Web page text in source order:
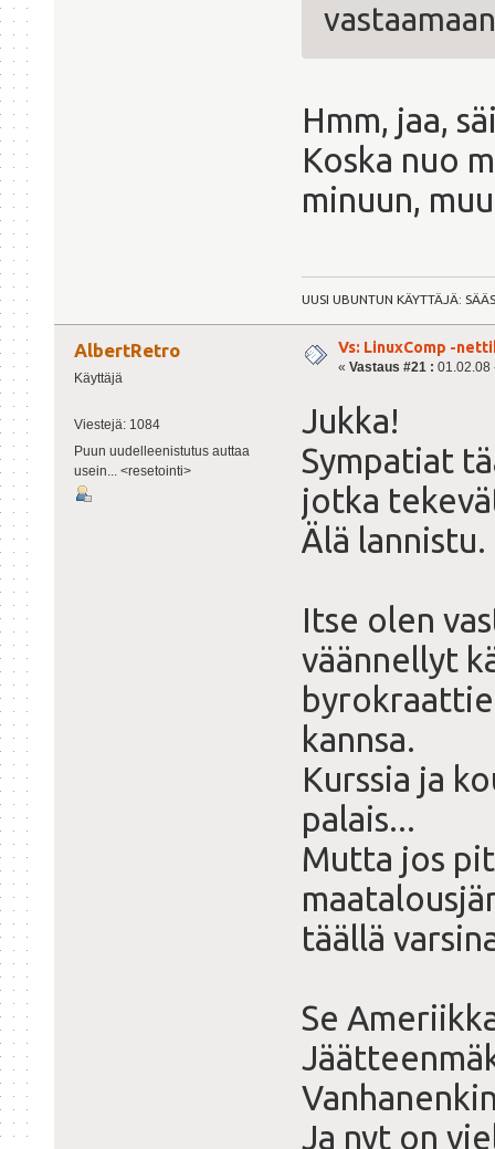
Hmm, jaa,
Koska nuo
minuun,
UUSI UBUNTUN KÄYTTÄJÄ:
AlbertRetro
Käyttäjä
Viestejä: 1084
Puun uudelleenistutus auttaa
usein... <resetointi>
Vs: LinuxComp -
« Vastaus #21 : 01.02.08
Jukka!
Sympatiat
jotka
Älä lannistu.
Itse olen
väännellyt
kannsa.
Kurssia ja
palais...
Mutta jos
täällä
Se
Ja nyt on